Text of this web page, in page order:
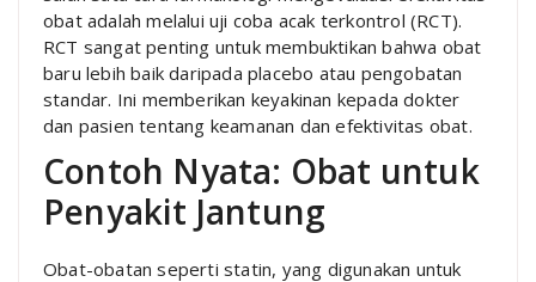
obat adalah melalui uji coba acak terkontrol (RCT).
RCT sangat penting untuk membuktikan bahwa obat
baru lebih baik daripada placebo atau pengobatan
standar. Ini memberikan keyakinan kepada dokter
dan pasien tentang keamanan dan efektivitas obat.
Contoh Nyata: Obat untuk
Penyakit Jantung
Obat-obatan seperti statin, yang digunakan untuk